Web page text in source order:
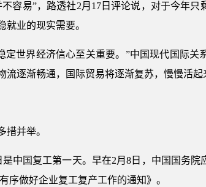
容易”，路透社2月17日评论说，对于今年
业的现实需要。
定世界经济信心至关重要。”中国现代国际
逐渐畅通，国际贸易将逐渐复苏，慢慢活起
并举。
中国复工第一天。早在2月8日，中国国务
序做好企业复工复产工作的通知》。